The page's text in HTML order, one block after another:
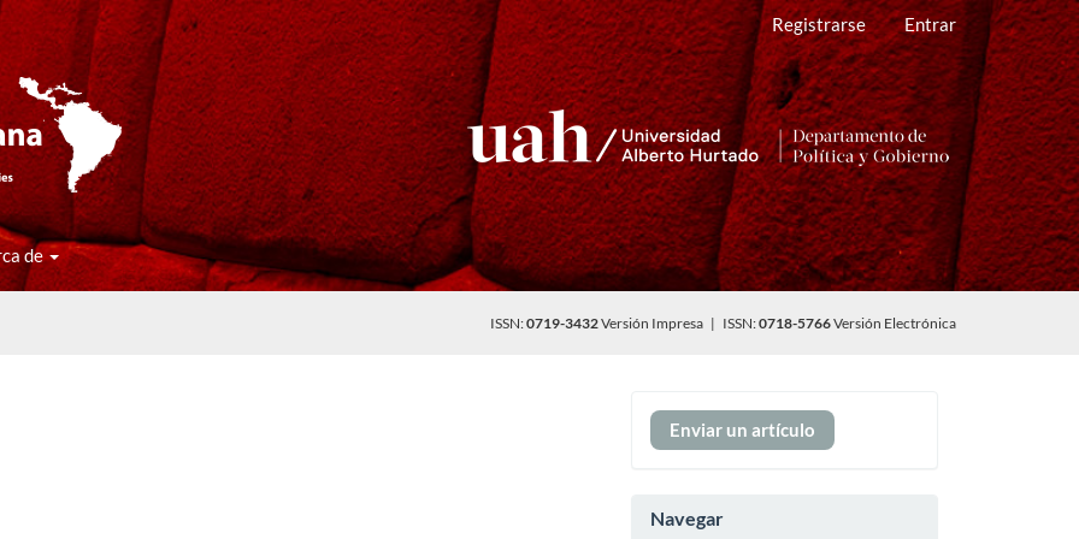
Registrarse Entrar
de
ISSN:0719-3432Versión Impresa | ISSN:0718-5766Versión Electrónica
Enviar
un
Enviar un artículo
Navegar